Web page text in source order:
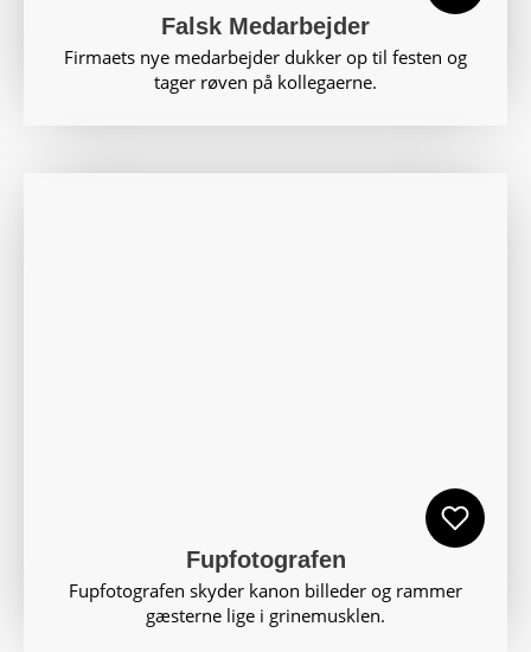
Falsk Medarbejder
Firmaets nye medarbejder dukker op til festen og
tager røven på kollegaerne.
Fupfotografen
Fupfotografen skyder kanon billeder og rammer
gæsterne lige i grinemusklen.